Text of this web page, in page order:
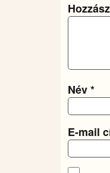
Név*
E-mail